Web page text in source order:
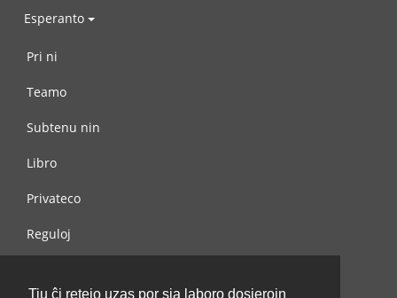
Tiu ĉi retejo uzas por sia laboro dosierojn
Esperanto
Pri ni
Teamo
Subtenu nin
Libro
Privateco
Reguloj